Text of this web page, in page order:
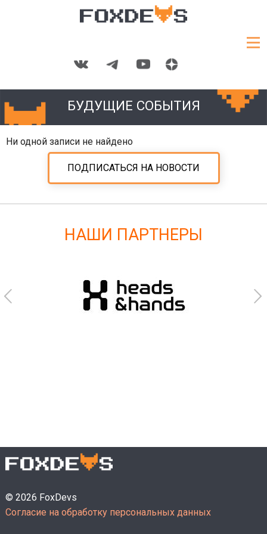
БУДУЩИЕ СОБЫТИЯ
Ни одной записи не найдено
ПОДПИСАТЬСЯ НА НОВОСТИ
НАШИ ПАРТНЕРЫ
© 2026 FoxDevs
Согласие на обработку персональных данных